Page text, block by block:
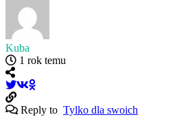
Kuba
1 rok temu
Reply to Tylko dla swoich